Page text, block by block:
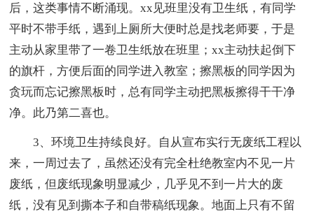
后，这类事情不断涌现。xx见班里没有卫生纸，有同学
平时不带手纸，遇到上厕所大便时总是找老师要，于是
主动从家里带了一卷卫生纸放在班里；xx主动扶起倒下
的旗杆，方便后面的同学进入教室；擦黑板的同学因为
贪玩而忘记擦黑板时，总有同学主动把黑板擦得干干净
净。此乃第二喜也。
3、环境卫生持续良好。自从宣布实行无废纸工程以
来，一周过去了，虽然还没有完全杜绝教室内不见一片
废纸，但废纸现象明显减少，几乎见不到一片大的废
纸，没有见到撕本子和自带稿纸现象。地面上只有不留